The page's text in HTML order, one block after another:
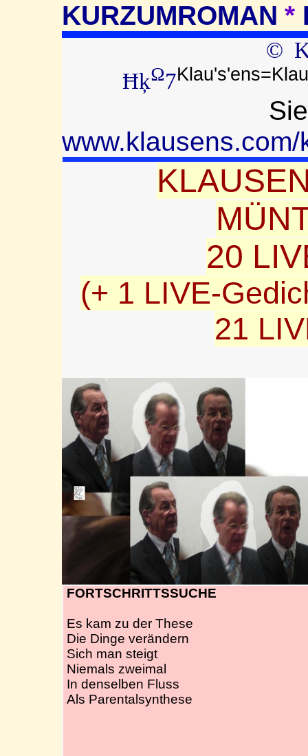
KURZUMROMAN *
©
ĦķΩ7
20
(+ 1 LIVE-
21
FORTSCHRITTSSUCHE
Es kam zu der These
Die Dinge verändern
Sich man steigt
Niemals zweimal
In denselben Fluss
Als Parentalsynthese